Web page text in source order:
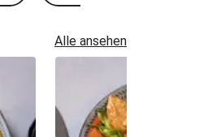
Alle ansehen